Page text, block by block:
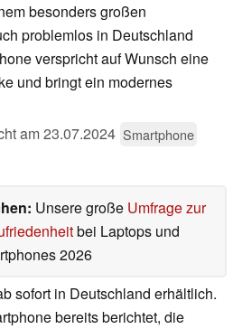
besonders großen
problemlos in Deutschland
verspricht auf Wunsch eine
und bringt ein modernes
am23.07.2024 Smartphone
Unsere große Umfrage zur
bei Laptops und
2026
sofort in Deutschland erhältlich.
bereits berichtet, die